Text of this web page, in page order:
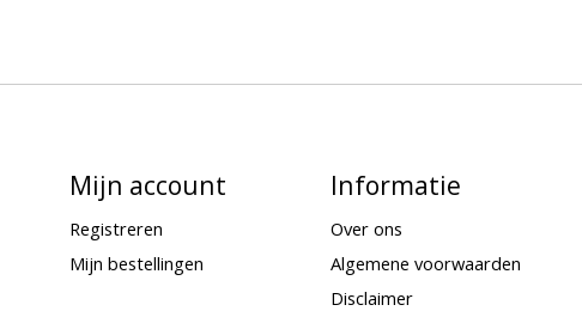
Mijn account
Registreren
Mijn bestellingen
Informatie
Over ons
Algemene voorwaarden
Disclaimer